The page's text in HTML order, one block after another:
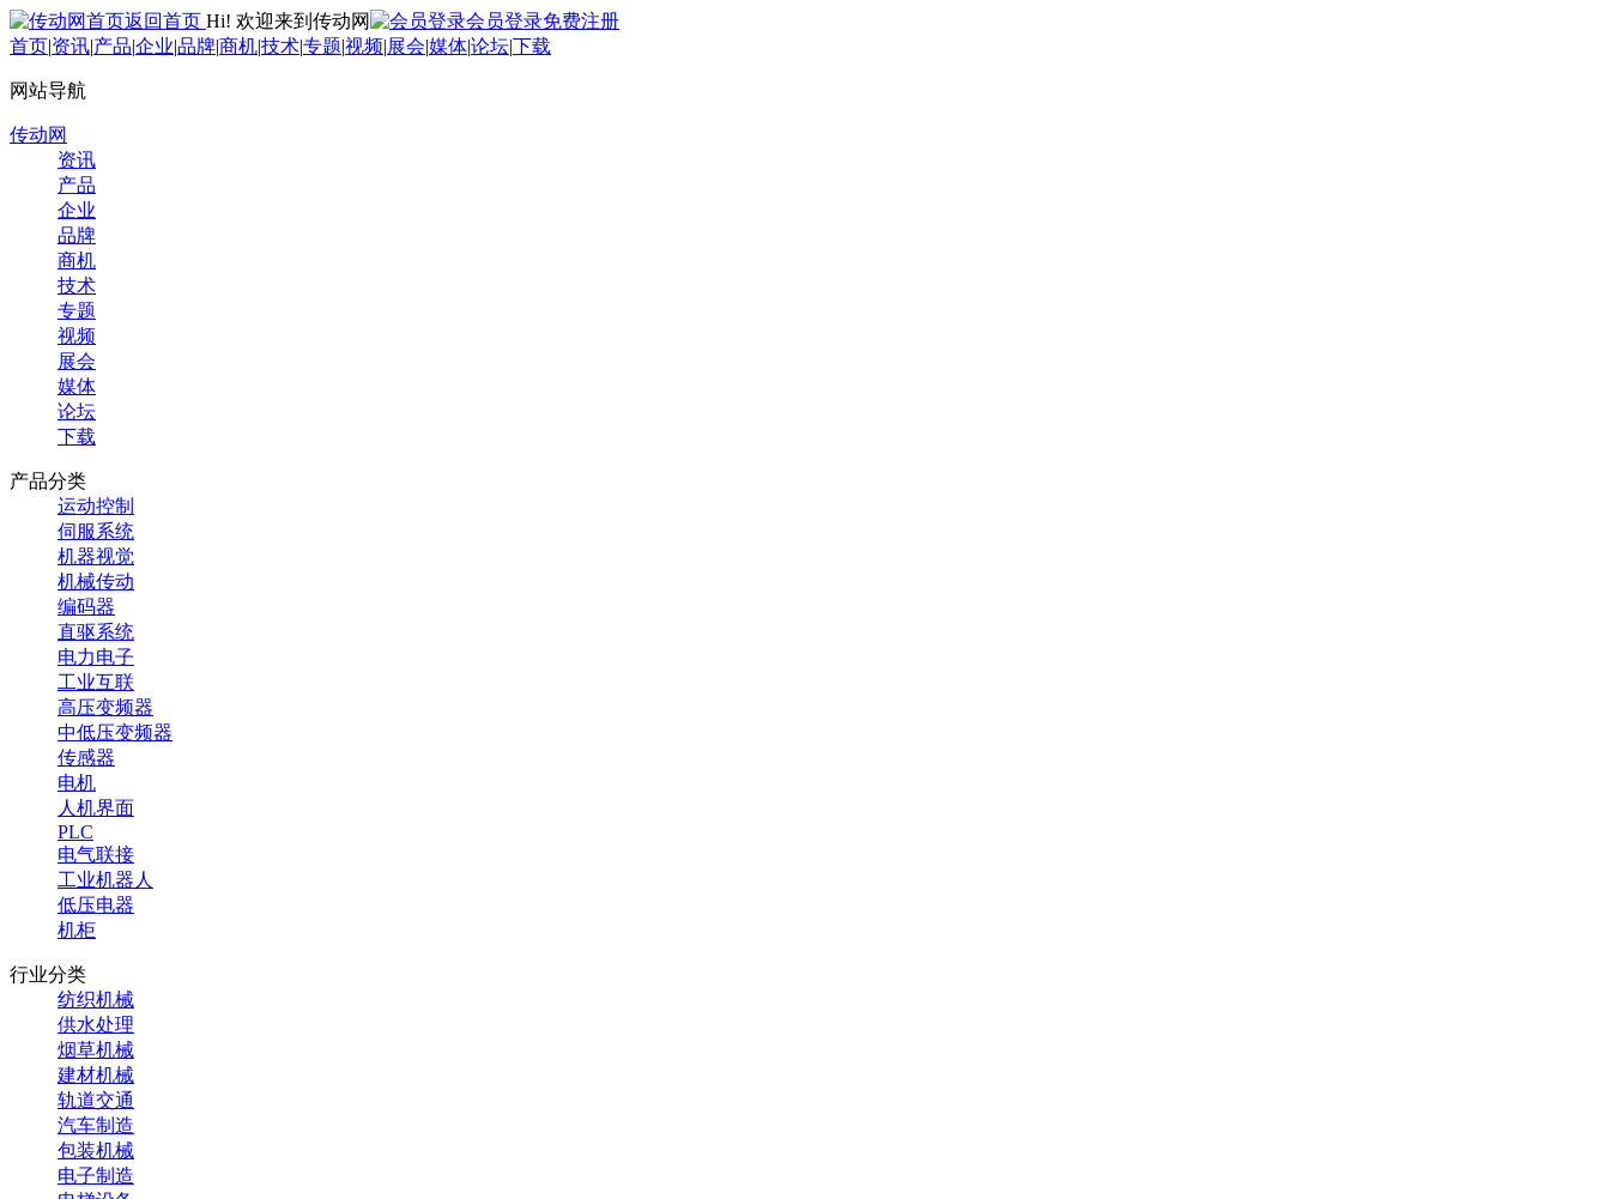
返回首页 Hi! 欢迎来到传动网 会员登录免费注册
首页|资讯|产品|企业|品牌|商机|技术|专题|视频|展会|媒体|论坛|下载
网站导航
传动网
资讯
产品
企业
品牌
商机
技术
专题
视频
展会
媒体
论坛
下载
产品分类
运动控制
伺服系统
机器视觉
机械传动
编码器
直驱系统
电力电子
工业互联
高压变频器
中低压变频器
传感器
电机
人机界面
PLC
电气联接
工业机器人
低压电器
机柜
行业分类
纺织机械
供水处理
烟草机械
建材机械
轨道交通
汽车制造
包装机械
电子制造